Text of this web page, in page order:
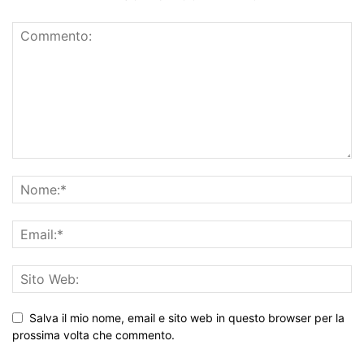
Salva il mio nome, email e sito web in questo browser per la
prossima volta che commento.